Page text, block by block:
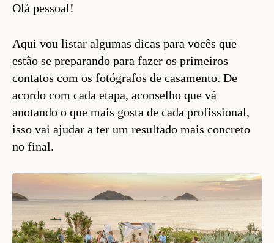
Olá pessoal!
Aqui vou listar algumas dicas para vocês que
estão se preparando para fazer os primeiros
contatos com os fotógrafos de casamento. De
acordo com cada etapa, aconselho que vá
anotando o que mais gosta de cada profissional,
isso vai ajudar a ter um resultado mais concreto
no final.